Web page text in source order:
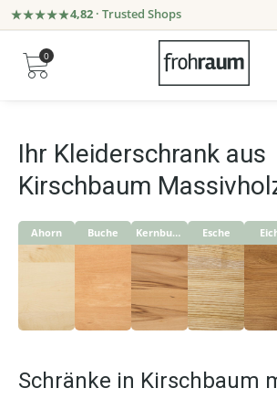
4,82 · Trusted Shops
0
Ihr Kleiderschrank aus
Kirschbaum
Ahorn Buche Kernbuche Esche
Schränke in Kirschbaum